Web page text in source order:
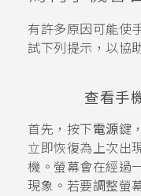
應用程式
登入
有許多原因可能使
試下列提示，以協
查看手
首先，按下電源鍵
立即恢復為上次出
機。螢幕會在經過
現象。若要調整螢